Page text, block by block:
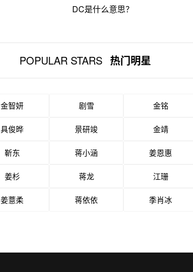
DC是什么意思？
POPULAR STARS 热门明星
金智妍 剧雪 金铭
具俊晔 景研竣 金靖
靳东 蒋小涵 姜恩惠
姜杉 蒋龙 江珊
姜薏柔 蒋依依 季肖冰